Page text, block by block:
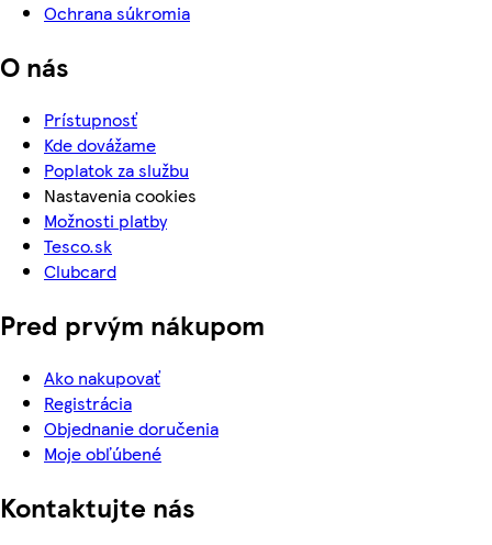
Ochrana súkromia
O nás
Prístupnosť
Kde dovážame
Poplatok za službu
Nastavenia cookies
Možnosti platby
Tesco.sk
Clubcard
Pred prvým nákupom
Ako nakupovať
Registrácia
Objednanie doručenia
Moje obľúbené
Kontaktujte nás